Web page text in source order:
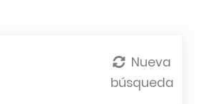
Nueva
búsqueda